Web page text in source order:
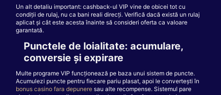
Un alt detaliu important: cashback-ul VIP vine de obicei tot cu
condiții de rulaj, nu ca bani reali direcți. Verifică dacă există un rulaj
aplicat și cât este acesta înainte să consideri oferta ca valoare
garantată.
Punctele de loialitate: acumulare,
conversie și expirare
Multe programe VIP funcționează pe baza unui sistem de puncte.
Acumulezi puncte pentru fiecare pariu plasat, apoi le convertești în
bonus casino fara depunere sau alte recompense. Sistemul pare